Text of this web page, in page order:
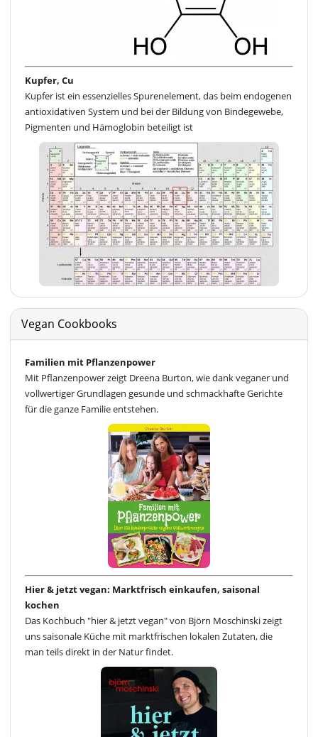
Kupfer, Cu
Kupfer ist ein essenzielles Spurenelement, das beim endogenen
antioxidativen System und bei der Bildung von Bindegewebe,
Pigmenten und Hämoglobin beteiligt ist
Vegan Cookbooks
Familien mit Pflanzenpower
Mit Pflanzenpower zeigt Dreena Burton, wie dank veganer und
vollwertiger Grundlagen gesunde und schmackhafte Gerichte
für die ganze Familie entstehen.
Hier & jetzt vegan: Marktfrisch einkaufen, saisonal
kochen
Das Kochbuch "hier & jetzt vegan" von Björn Moschinski zeigt
uns saisonale Küche mit marktfrischen lokalen Zutaten, die
man teils direkt in der Natur findet.